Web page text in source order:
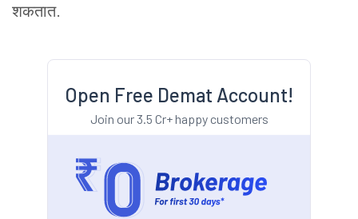
शकतात.
Open Free Demat Account!
Join our 3.5 Cr+ happy customers